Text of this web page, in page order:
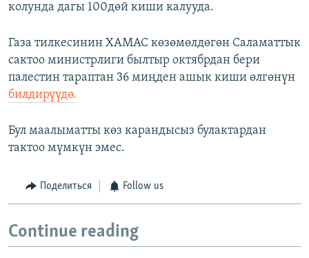
колунда дагы 100дөй киши калууда.
Газа тилкесинин ХАМАС көзөмөлдөгөн Саламаттык
сактоо министрлиги былтыр октябрдан бери
палестин тараптан 36 миңден ашык киши өлгөнүн
билдирүүдө.
Бул маалыматты көз карандысыз булактардан
тактоо мүмкүн эмес.
Поделиться Follow us
Continue reading